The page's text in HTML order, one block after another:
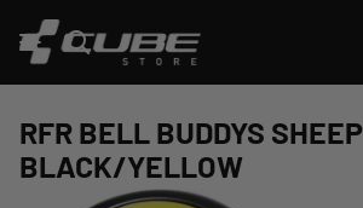
RFR BELL BUDDYS SHEEP
BLACK/YELLOW